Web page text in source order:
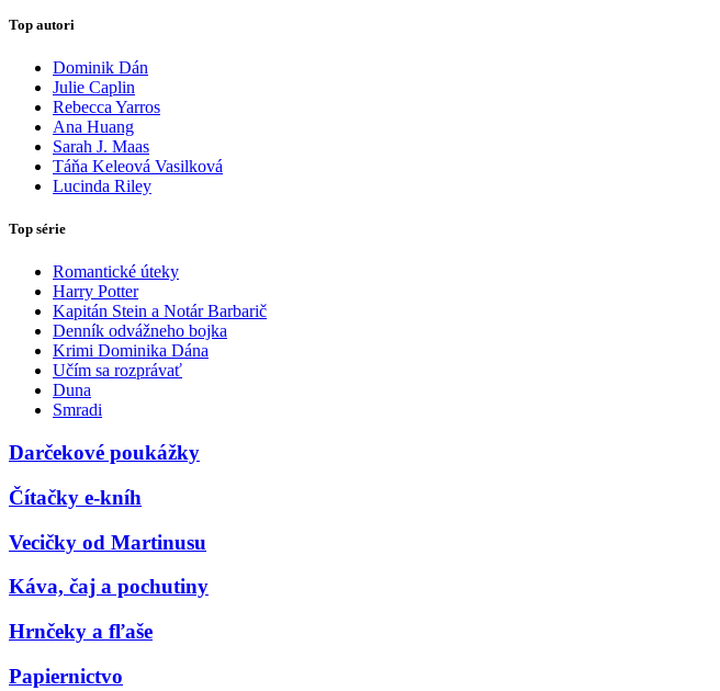
Top autori
Dominik Dán
Julie Caplin
Rebecca Yarros
Ana Huang
Sarah J. Maas
Táňa Keleová Vasilková
Lucinda Riley
Top série
Romantické úteky
Harry Potter
Kapitán Stein a Notár Barbarič
Denník odvážneho bojka
Krimi Dominika Dána
Učím sa rozprávať
Duna
Smradi
Darčekové poukážky
Čítačky e-kníh
Vecičky od Martinusu
Káva, čaj a pochutiny
Hrnčeky a fľaše
Papiernictvo